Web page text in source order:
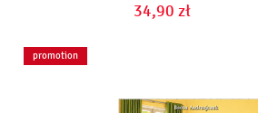
34,90 zł
promotion